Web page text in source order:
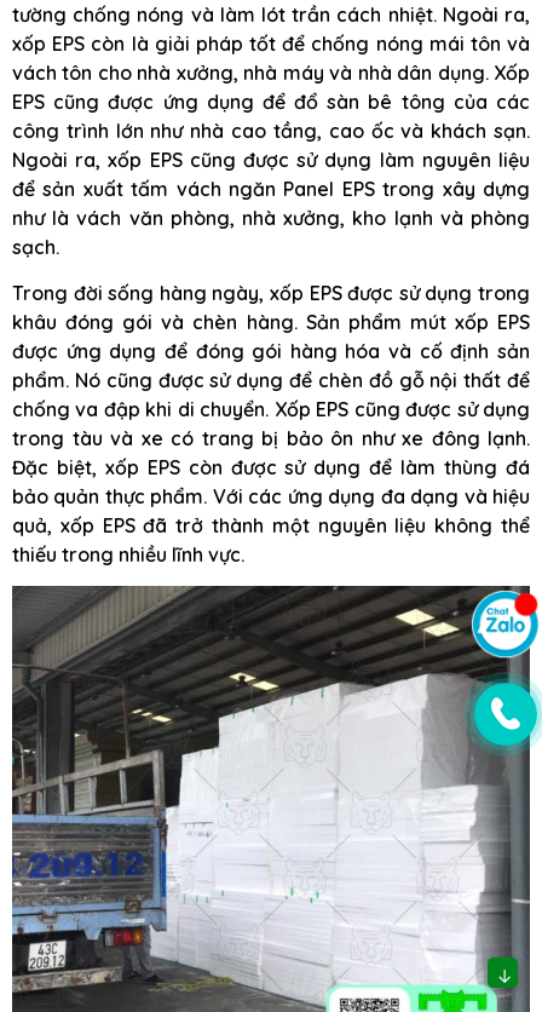
tường chống nóng và làm lót trần cách nhiệt. Ngoài ra,
xốp EPS còn là giải pháp tốt để chống nóng mái tôn và
vách tôn cho nhà xưởng, nhà máy và nhà dân dụng. Xốp
EPS cũng được ứng dụng để đổ sàn bê tông của các
công trình lớn như nhà cao tầng, cao ốc và khách sạn.
Ngoài ra, xốp EPS cũng được sử dụng làm nguyên liệu
để sản xuất tấm vách ngăn Panel EPS trong xây dựng
như là vách văn phòng, nhà xưởng, kho lạnh và phòng
sạch.
Trong đời sống hàng ngày, xốp EPS được sử dụng trong
khâu đóng gói và chèn hàng. Sản phẩm mút xốp EPS
được ứng dụng để đóng gói hàng hóa và cố định sản
phẩm. Nó cũng được sử dụng để chèn đồ gỗ nội thất để
chống va đập khi di chuyển. Xốp EPS cũng được sử dụng
trong tàu và xe có trang bị bảo ôn như xe đông lạnh.
Đặc biệt, xốp EPS còn được sử dụng để làm thùng đá
bảo quản thực phẩm. Với các ứng dụng đa dạng và hiệu
quả, xốp EPS đã trở thành một nguyên liệu không thể
thiếu trong nhiều lĩnh vực.
↓